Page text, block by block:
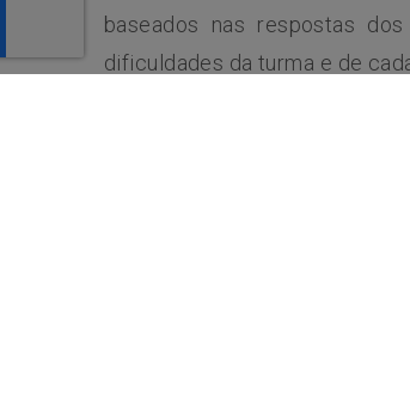
baseados nas respostas
dificuldades da turma e de